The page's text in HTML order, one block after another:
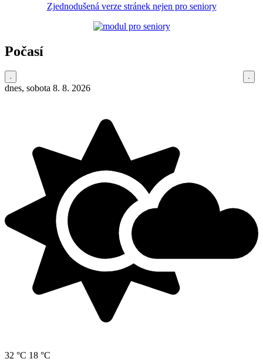
Zjednodušená verze stránek nejen pro seniory
Počasí
dnes, sobota 8. 8. 2026
32 °C 18 °C